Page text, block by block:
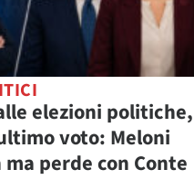
elezioni politiche,
voto: Meloni
perde con Conte